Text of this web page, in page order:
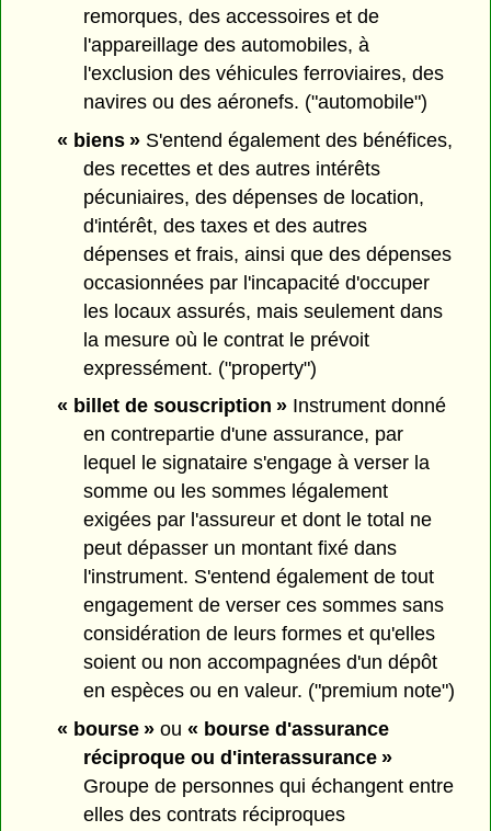
remorques, des accessoires et de
l'appareillage des automobiles, à
l'exclusion des véhicules ferroviaires, des
navires ou des aéronefs. ("automobile")
« biens »S'entend également des bénéfices,
des recettes et des autres intérêts
pécuniaires, des dépenses de location,
d'intérêt, des taxes et des autres
dépenses et frais, ainsi que des dépenses
occasionnées par l'incapacité d'occuper
les locaux assurés, mais seulement dans
la mesure où le contrat le prévoit
expressément. ("property")
« billet de souscription »Instrument donné
en contrepartie d'une assurance, par
lequel le signataire s'engage à verser la
somme ou les sommes légalement
exigées par l'assureur et dont le total ne
peut dépasser un montant fixé dans
l'instrument. S'entend également de tout
engagement de verser ces sommes sans
considération de leurs formes et qu'elles
soient ou non accompagnées d'un dépôt
en espèces ou en valeur. ("premium note")
« bourse »ou « bourse d'assurance
réciproque ou d'interassurance »
Groupe de personnes qui échangent entre
elles des contrats réciproques